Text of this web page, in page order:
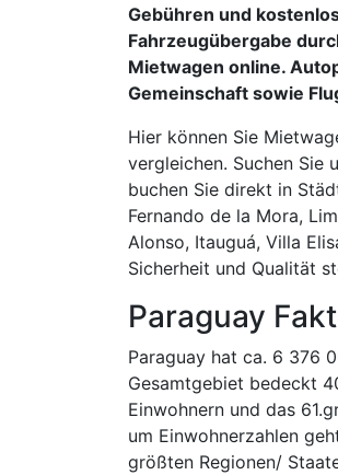
Gebühren und
Fahrzeugübergabe
Mietwagen online.
Gemeinschaft sowie
Hier können Sie
vergleichen. Suchen Sie
buchen Sie direkt in
Fernando de la Mora,
Alonso, Itauguá, Villa
Sicherheit und Qualität
Paraguay
Paraguay hat ca. 6 376
Gesamtgebiet bedeckt
Einwohnern und das
um Einwohnerzahlen
größten Regionen/